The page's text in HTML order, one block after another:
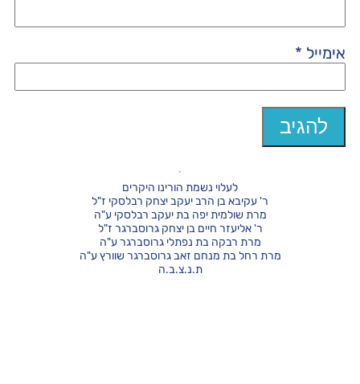
אימייל *
לעלוי נשמת הורינו היקרים
ר' עקיבא בן הרב יעקב יצחק רבלסקי ז"ל
מרת שולמית יפה בת יעקב רבלסקי ע"ה
ר' אליעזר חיים בן יצחק גרוסברגר ז"ל
מרת רבקה בת נפתלי גרוסברגר ע"ה
מרת רחל בת מנחם זאב גרוסברגר שוורץ ע"ה
ת.נ.צ.ב.ה